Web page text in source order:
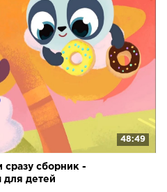
48:49
сборник -
для детей